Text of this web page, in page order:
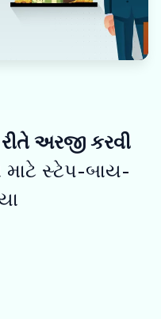
અરજી કરવી
માટે સ્ટેપ-બાય-